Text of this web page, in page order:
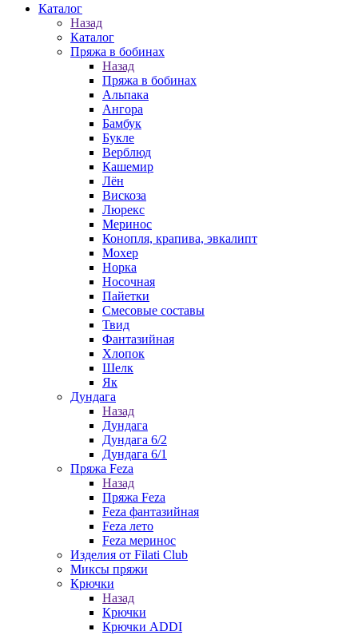
Каталог
Назад
Каталог
Пряжа в бобинах
Назад
Пряжа в бобинах
Альпака
Ангора
Бамбук
Букле
Верблюд
Кашемир
Лён
Вискоза
Люрекс
Меринос
Конопля, крапива, эвкалипт
Мохер
Норка
Носочная
Пайетки
Смесовые составы
Твид
Фантазийная
Хлопок
Шелк
Як
Дундага
Назад
Дундага
Дундага 6/2
Дундага 6/1
Пряжа Feza
Назад
Пряжа Feza
Feza фантазийная
Feza лето
Feza меринос
Изделия от Filati Club
Миксы пряжи
Крючки
Назад
Крючки
Крючки ADDI